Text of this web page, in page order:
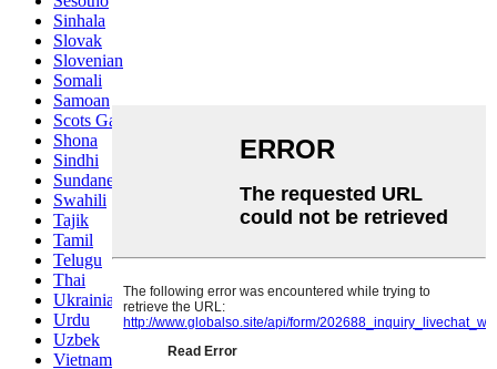
Sinhala
Slovak
Slovenian
Somali
Samoan
Scots Gaelic
Shona
Sindhi
Sundanese
Swahili
Tajik
Tamil
Telugu
Thai
Ukrainian
Urdu
Uzbek
Vietnamese